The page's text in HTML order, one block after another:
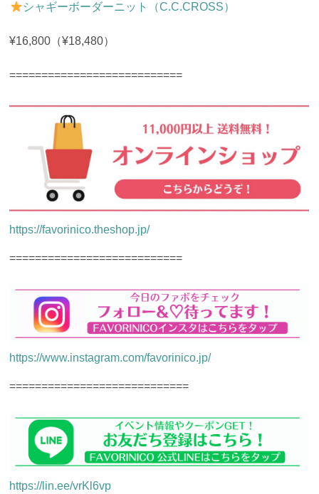
シャギーボーダーニット（C.C.CROSS）
¥16,800（¥18,480）
===========================
https://favorinico.theshop.jp/
===========================
https://www.instagram.com/favorinico.jp/
============================
https://lin.ee/vrKl6vp